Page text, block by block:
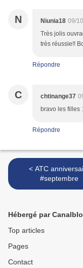
N Niunia18 09/
Très jolis
très réussie!!
Répondre
C chtinange37
bravo les filles
Répondre
< ATC anniversaire
#septembre
Hébergé par
Top articles
Pages
Contact